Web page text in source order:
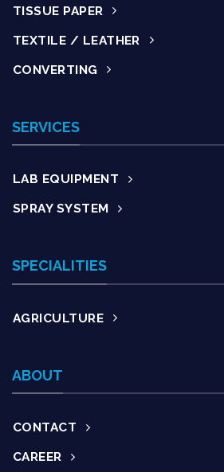
TISSUE PAPER
TEXTILE / LEATHER
CONVERTING
SERVICES
LAB EQUIPMENT
SPRAY SYSTEM
SPECIALITIES
AGRICULTURE
ABOUT
CONTACT
CAREER